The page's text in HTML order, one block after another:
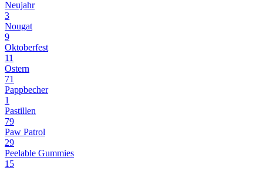
Neujahr
3
Nougat
9
Oktoberfest
11
Ostern
71
Pappbecher
1
Pastillen
79
Paw Patrol
29
Peelable Gummies
15